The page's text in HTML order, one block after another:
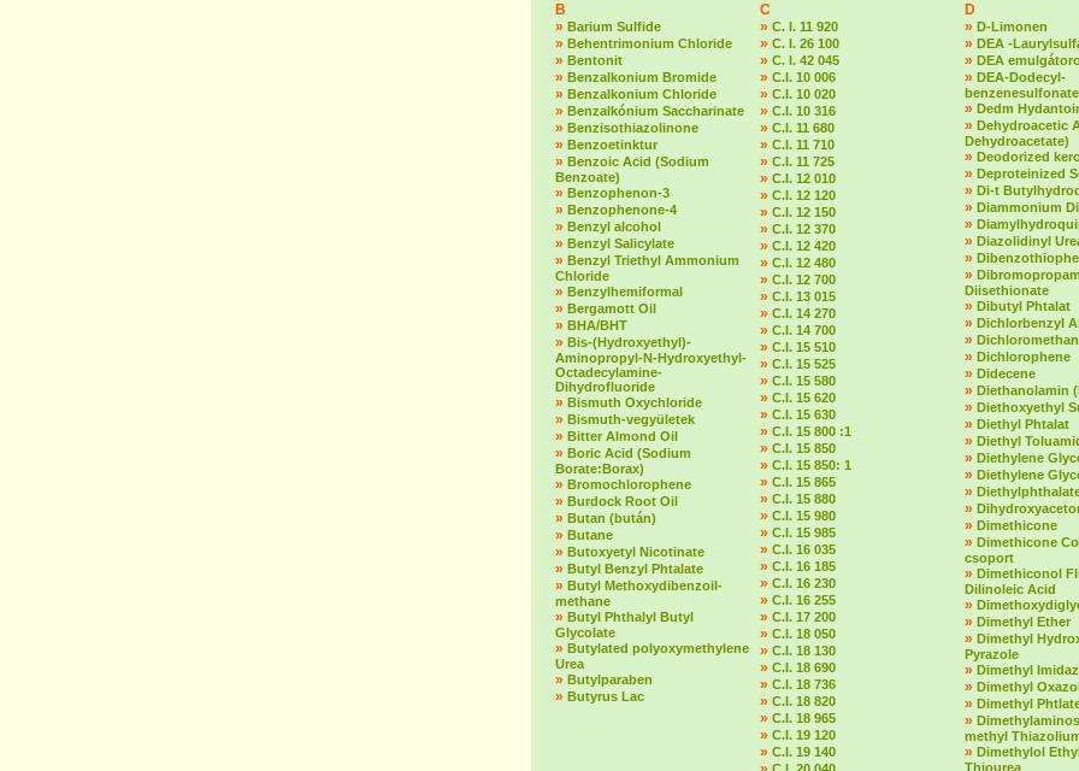
B
» Barium Sulfide
» Behentrimonium Chloride
» Bentonit
» Benzalkonium Bromide
» Benzalkonium Chloride
» Benzalkónium Saccharinate
» Benzisothiazolinone
» Benzoetinktur
» Benzoic Acid (Sodium
Benzoate)
» Benzophenon-3
» Benzophenone-4
» Benzyl alcohol
» Benzyl Salicylate
» Benzyl Triethyl Ammonium
Chloride
» Benzylhemiformal
» Bergamott Oil
» BHA/BHT
» Bis-(Hydroxyethyl)-
Aminopropyl-N-Hydroxyethyl-
Octadecylamine-
Dihydrofluoride
» Bismuth Oxychloride
» Bismuth-vegyületek
» Bitter Almond Oil
» Boric Acid (Sodium
Borate:Borax)
» Bromochlorophene
» Burdock Root Oil
» Butan (bután)
» Butane
» Butoxyetyl Nicotinate
» Butyl Benzyl Phtalate
» Butyl Methoxydibenzoil-
methane
» Butyl Phthalyl Butyl
Glycolate
» Butylated polyoxymethylene
Urea
» Butylparaben
» Butyrus Lac
C
» C. I. 11 920
» C. I. 26 100
» C. I. 42 045
» C.I. 10 006
» C.I. 10 020
» C.I. 10 316
» C.I. 11 680
» C.I. 11 710
» C.I. 11 725
» C.I. 12 010
» C.I. 12 120
» C.I. 12 150
» C.I. 12 370
» C.I. 12 420
» C.I. 12 480
» C.I. 12 700
» C.I. 13 015
» C.I. 14 270
» C.I. 14 700
» C.I. 15 510
» C.I. 15 525
» C.I. 15 580
» C.I. 15 620
» C.I. 15 630
» C.I. 15 800 :1
» C.I. 15 850
» C.I. 15 850: 1
» C.I. 15 865
» C.I. 15 880
» C.I. 15 980
» C.I. 15 985
» C.I. 16 035
» C.I. 16 185
» C.I. 16 230
» C.I. 16 255
» C.I. 17 200
» C.I. 18 050
» C.I. 18 130
» C.I. 18 690
» C.I. 18 736
» C.I. 18 820
» C.I. 18 965
» C.I. 19 120
» C.I. 19 140
D
» D-Limonen
» DEA -
» DEA
» DEA-Dodecyl-
benzenesulfonate
» Dedm
» Dehydroacetic
Dehydroacetate)
» Deodorized
» Deproteinized
» Di-t
» Diammonium
»
» Diazolidinyl
»
»
Diisethionate
» Dibutyl Phtalat
» Dichlorbenzyl
»
» Dichlorophene
» Didecene
» Diethanolamin
» Diethoxyethyl
» Diethyl Phtalat
» Diethyl
» Diethylene
» Diethylene
»
»
» Dimethicone
» Dimethicone
csoport
» Dimethiconol
Dilinoleic Acid
»
» Dimethyl Ether
» Dimethyl
Pyrazole
» Dimethyl
» Dimethyl
» Dimethyl
»
methyl
» Dimethylol
Thiourea